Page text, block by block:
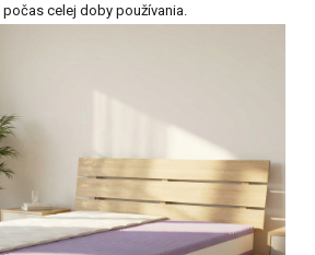
počas celej doby používania.